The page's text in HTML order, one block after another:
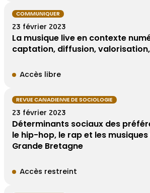
COMMUNIQUER
23 février 2023
La musique live en contexte
captation, diffusion,
Accès libre
REVUE CANADIENNE DE SOCIOLOGIE
23 février 2023
Déterminants sociaux des
le hip-hop, le rap et les
Grande Bretagne
Accès restreint